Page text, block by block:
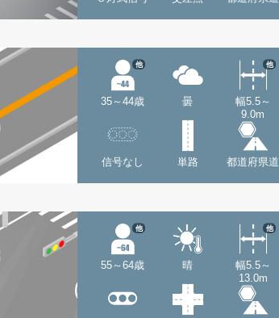
35～44歳
他
曇
幅5.5～
9.0m
他
信号なし 単路 都道府県道
55～64歳
他
晴
幅5.5～
13.0m
他